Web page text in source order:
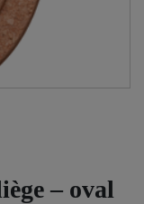
– oval